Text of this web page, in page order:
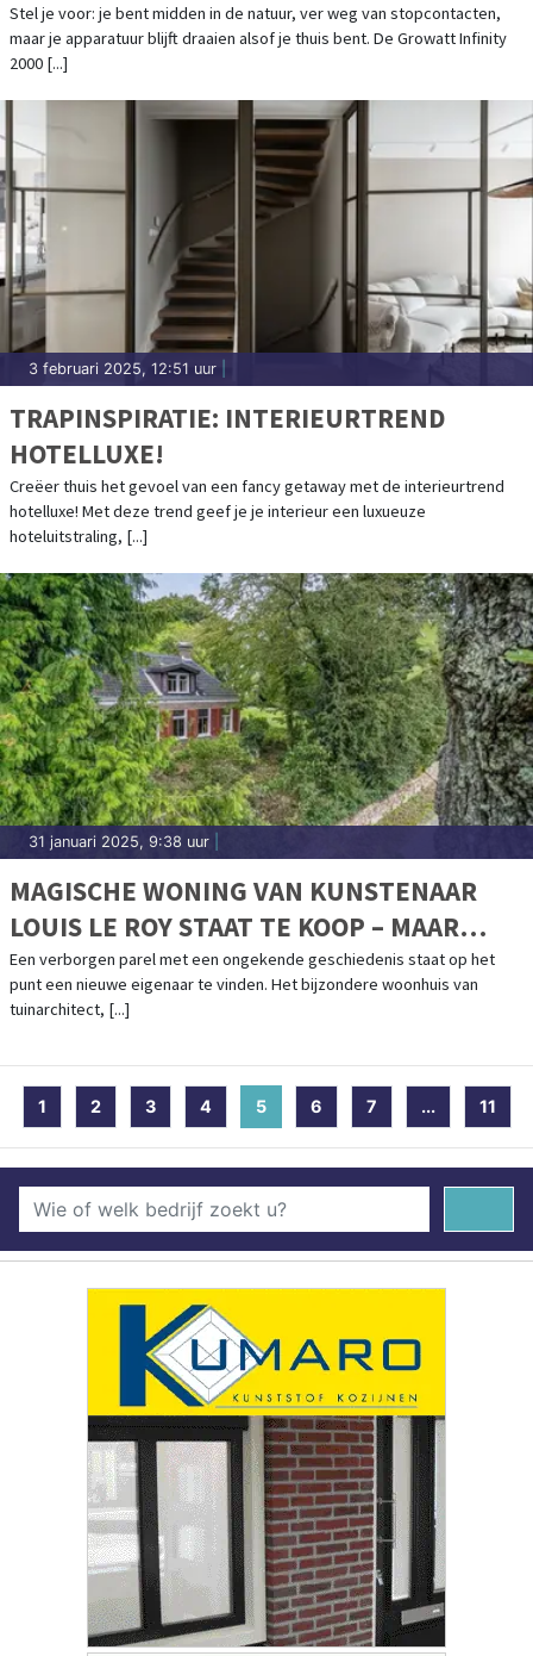
Stel je voor: je bent midden in de natuur, ver weg van stopcontacten,
maar je apparatuur blijft draaien alsof je thuis bent. De Growatt Infinity
2000 [...]
3 februari 2025, 12:51 uur
TRAPINSPIRATIE: INTERIEURTREND
HOTELLUXE!
Creëer thuis het gevoel van een fancy getaway met de interieurtrend
hotelluxe! Met deze trend geef je je interieur een luxueuze
hoteluitstraling, [...]
31 januari 2025, 9:38 uur
MAGISCHE WONING VAN KUNSTENAAR
LOUIS LE ROY STAAT TE KOOP – MAAR
VOOR HOE LANG?
Een verborgen parel met een ongekende geschiedenis staat op het
punt een nieuwe eigenaar te vinden. Het bijzondere woonhuis van
tuinarchitect, [...]
1 2 3 4 5(current)
6 7 ... 11